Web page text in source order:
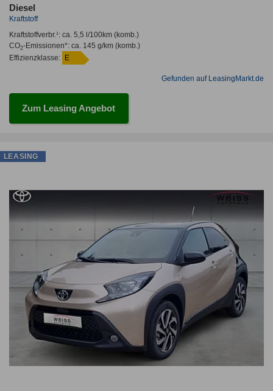
Diesel
Kraftstoff
Kraftstoffverbr.¹: ca. 5,5 l/100km(komb.)
CO2-Emissionen*: ca. 145 g/km(komb.)
Effizienzklasse:
E
Gefunden auf LeasingMarkt.de
Zum Leasing Angebot
LEASING